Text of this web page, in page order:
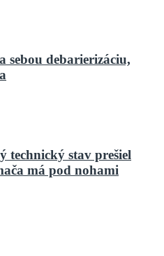
sebou debarierizáciu,
technický stav prešiel
má pod nohami